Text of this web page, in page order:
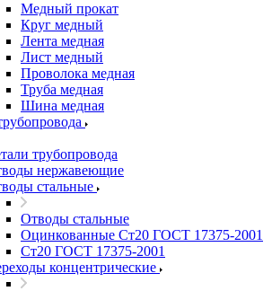
Медный прокат
Круг медный
Лента медная
Лист медный
Проволока медная
Труба медная
Шина медная
трубопровода
нержавеющие
стальные
Отводы стальные
Оцинкованные Ст20 ГОСТ 17375-2001
Ст20 ГОСТ 17375-2001
концентрические